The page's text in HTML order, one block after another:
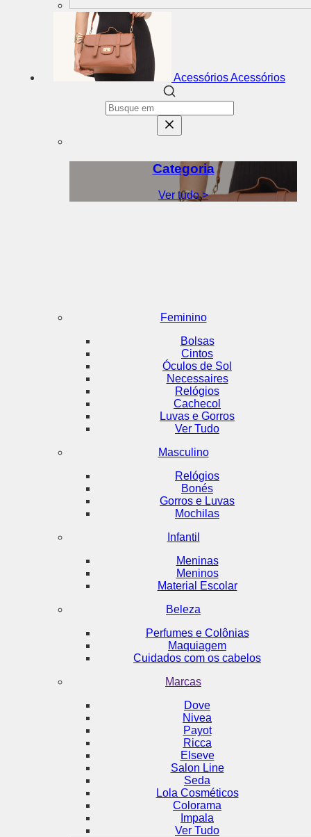
AcessóriosAcessórios
Categoria
Ver tudo >
Feminino
Bolsas
Cintos
Óculos de Sol
Necessaires
Relógios
Cachecol
Luvas e Gorros
Ver Tudo
Masculino
Relógios
Bonés
Gorros e Luvas
Mochilas
Infantil
Meninas
Meninos
Material Escolar
Beleza
Perfumes e Colônias
Maquiagem
Cuidados com os cabelos
Marcas
Dove
Nivea
Payot
Ricca
Elseve
Salon Line
Seda
Lola Cosméticos
Colorama
Impala
Ver Tudo